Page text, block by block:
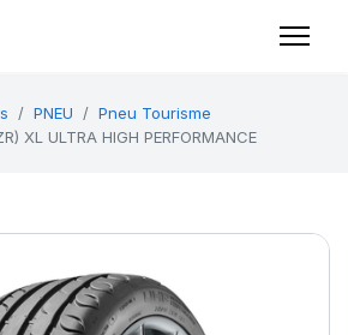
PNEU
Pneu Tourisme
XL ULTRA HIGH PERFORMANCE